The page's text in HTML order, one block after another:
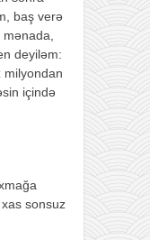
baş verə
deyiləm:
milyondan
içində
sonsuz